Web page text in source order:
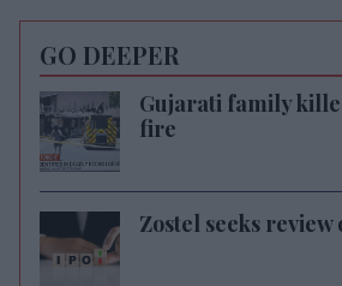
GO DEEPER
Gujarati family
fire
Zostel seeks review